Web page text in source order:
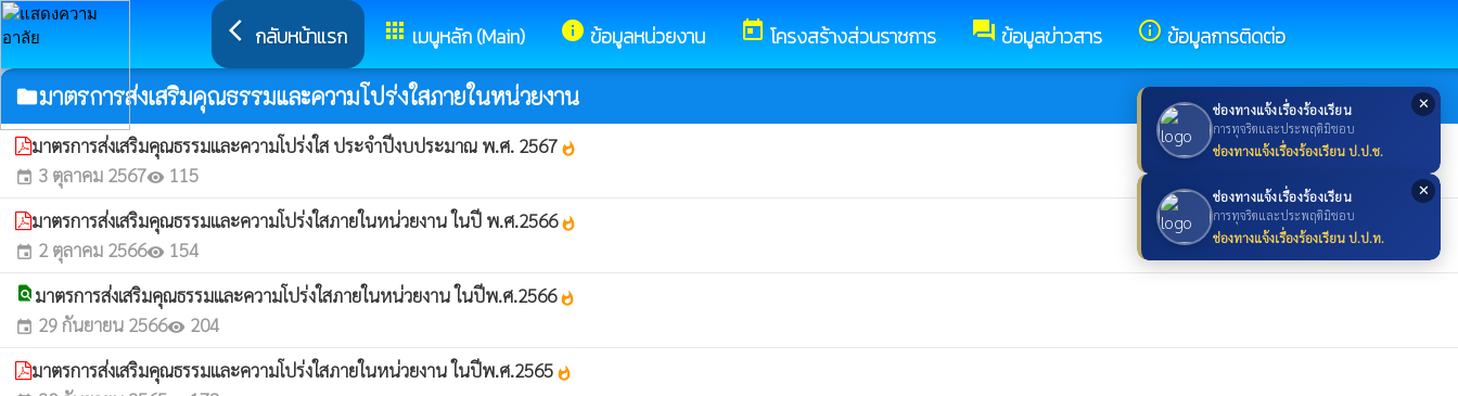
✕
ช่องทางแจ้งเรื่องร้องเรียน
การทุจริตและประพฤติมิชอบ
ช่องทางแจ้งเรื่องร้องเรียน ป.ป.ช.
✕
ช่องทางแจ้งเรื่องร้องเรียน
การทุจริตและประพฤติมิชอบ
ช่องทางแจ้งเรื่องร้องเรียน ป.ป.ท.
arrow_back_ios กลับหน้าแรก apps เมนูหลัก (Main) info ข้อมูลหน่วยงาน today โครงสร้างส่วนราชการ forum ข้อมูลข่าวสาร info_outline ข้อมูลการติดต่อ
folderมาตรการส่งเสริมคุณธรรมและความโปร่งใสภายในหน่วยงาน
มาตรการส่งเสริมคุณธรรมและความโปร่งใส ประจำปีงบประมาณ พ.ศ. 2567 whatshot
event 3 ตุลาคม 2567visibility 115
มาตรการส่งเสริมคุณธรรมและความโปร่งใสภายในหน่วยงาน ในปี พ.ศ.2566whatshot
event 2 ตุลาคม 2566visibility 154
find_in_page มาตรการส่งเสริมคุณธรรมและความโปร่งใสภายในหน่วยงาน ในปีพ.ศ.2566whatshot
event 29 กันยายน 2566visibility 204
มาตรการส่งเสริมคุณธรรมและความโปร่งใสภายในหน่วยงาน ในปีพ.ศ.2565 whatshot